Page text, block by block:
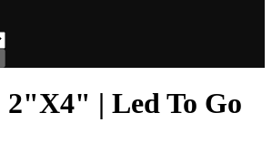
| Led To Go